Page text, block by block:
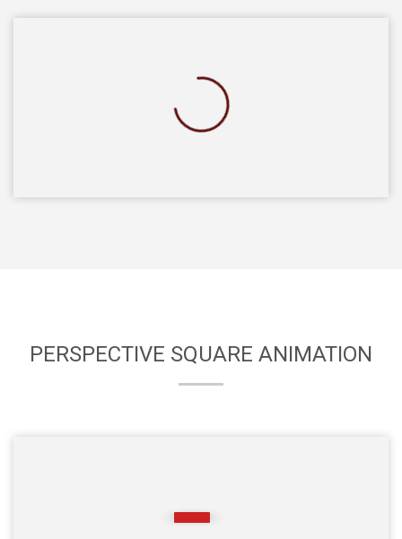
PERSPECTIVE SQUARE ANIMATION